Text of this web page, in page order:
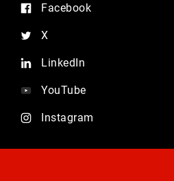
Facebook
X
LinkedIn
YouTube
Instagram